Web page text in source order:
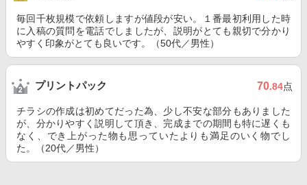
毎回千枚規模で依頼しますが値段が安い。１番最初利用した時
に入稿の質問を電話でしましたが、説明がとても親切で分かり
やすく印象がとても良いです。（50代／男性）
プリントパック 70.84点
チラシの作成は初めてだった為、少し不安な部分もありました
が、分かりやすく説明して頂き、完成までの期間も特に遅くも
なく、でき上がった物も思っていたよりも満足のいく物でし
た。（20代／男性）